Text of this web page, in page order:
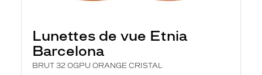
Lunettes de vue Etnia
Barcelona
BRUT 32 OGPU ORANGE CRISTAL